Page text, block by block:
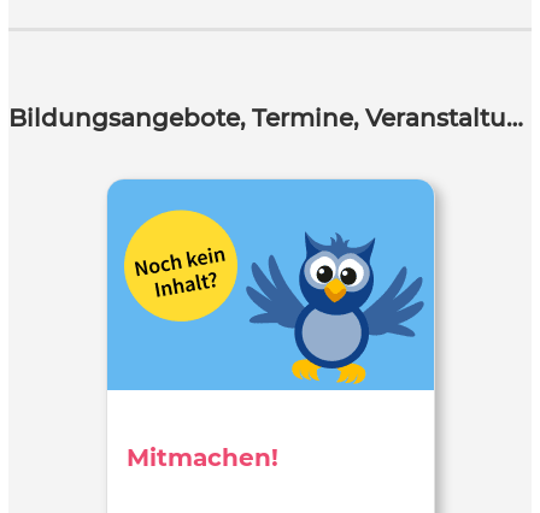
Bildungsangebote, Termine, Veranstaltungen
Mitmachen!